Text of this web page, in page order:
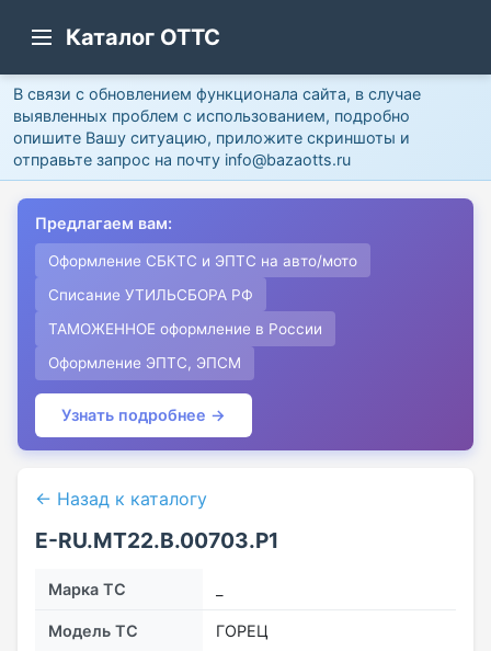
Каталог ОТТС
В связи с обновлением функционала сайта, в случае
выявленных проблем с использованием, подробно
опишите Вашу ситуацию, приложите скриншоты и
отправьте запрос на почту info@bazaotts.ru
Предлагаем вам:
Оформление СБКТС и ЭПТС на авто/мото
Списание УТИЛЬСБОРА РФ
ТАМОЖЕННОЕ оформление в России
Оформление ЭПТС, ЭПСМ
Узнать подробнее →
← Назад к каталогу
E-RU.MT22.В.00703.Р1
Марка ТС
Модель ТС ГОРЕЦ